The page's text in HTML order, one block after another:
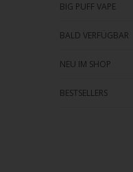
BIG PUFF VAPE
BALD VERFÜGBAR
NEU IM SHOP
BESTSELLERS